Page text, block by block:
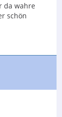
da wahre
schön